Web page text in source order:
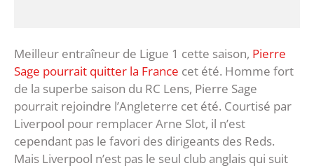
Meilleur entraîneur de Ligue 1 cette saison, Pierre
Sage pourrait quitter la France cet été. Homme fort
de la superbe saison du RC Lens, Pierre Sage
pourrait rejoindre l’Angleterre cet été. Courtisé par
Liverpool pour remplacer Arne Slot, il n’est
cependant pas le favori des dirigeants des Reds.
Mais Liverpool n’est pas le seul club anglais qui suit